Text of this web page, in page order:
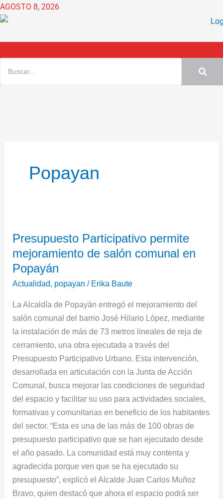
Ir
al
AGOSTO 8, 2026
Popayan
Presupuesto Participativo permite
mejoramiento de salón comunal en
Popayán
Actualidad, popayan / Erika Baute
La Alcaldía de Popayán entregó el mejoramiento del
salón comunal del barrio José Hilario López, mediante
la instalación de más de 73 metros lineales de reja de
cerramiento, una obra ejecutada a través del
Presupuesto Participativo Urbano. Esta intervención,
desarrollada en articulación con la Junta de Acción
Comunal, busca mejorar las condiciones de seguridad
del espacio y facilitar su uso para actividades sociales,
formativas y comunitarias en beneficio de los habitantes
del sector. “Esta es una de las más de 100 obras de
presupuesto participativo que se han ejecutado desde
el año pasado. La comunidad está muy contenta y
agradecida porque ven que se ha ejecutado su
presupuesto”, explicó el Alcalde Juan Carlos Muñoz
Bravo, quien destacó que ahora el espacio podrá ser
Participativo
permite
mejoramiento
de
comunal
en
Popayán